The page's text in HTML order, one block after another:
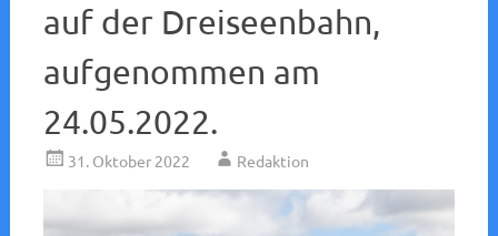
auf der Dreiseenbahn,
aufgenommen am
24.05.2022.
31. Oktober 2022 Redaktion